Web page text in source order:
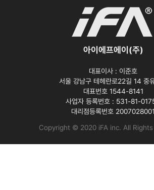
아이에프에이(주)
대표이사 : 이준호
서울 강남구 테헤란로22길 14 중
대표번호 1544-8141
사업자 등록번호 : 531-81-
대리점등록번호 2007028001
Copyright © 2020 iFA inc. All